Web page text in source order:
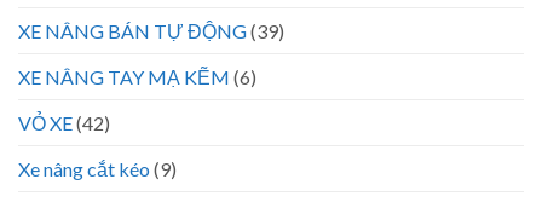
XE NÂNG BÁN TỰ ĐỘNG(39)
XE NÂNG TAY MẠ KẼM (6)
VỎ XE(42)
Xe nâng cắt kéo (9)